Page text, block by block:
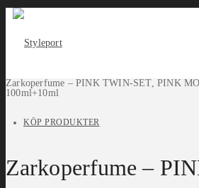
KÖP PRODUKTER
Zarkoperfume – PINK TWIN-SET, PINK
100ml+10ml
Zarkoperfume –